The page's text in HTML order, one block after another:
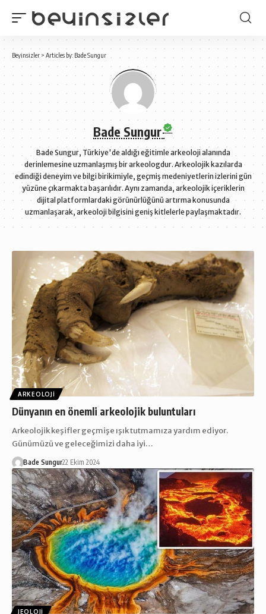
Beyinsizler > Articles by: Bade Sungur
Bade Sungur
Bade Sungur, Türkiye'de aldığı eğitimle arkeoloji alanında
derinlemesine uzmanlaşmış bir arkeologdur. Arkeolojik kazılarda
edindiği deneyim ve bilgi birikimiyle, geçmiş medeniyetlerin izlerini gün
yüzüne çıkarmakta başarılıdır. Aynı zamanda, arkeolojik içeriklerin
dijital platformlardaki görünürlüğünü artırma konusunda
uzmanlaşarak, arkeoloji bilgisini geniş kitlelerle paylaşmaktadır.
ARKEOLOJI
Dünyanın en önemli arkeolojik buluntuları
Arkeolojik keşifler geçmişe ışık tutmamıza yardım ediyor.
Günümüzü ve geleceğimizi daha iyi…
Bade Sungur22 Ekim 2024
JEOLOJI